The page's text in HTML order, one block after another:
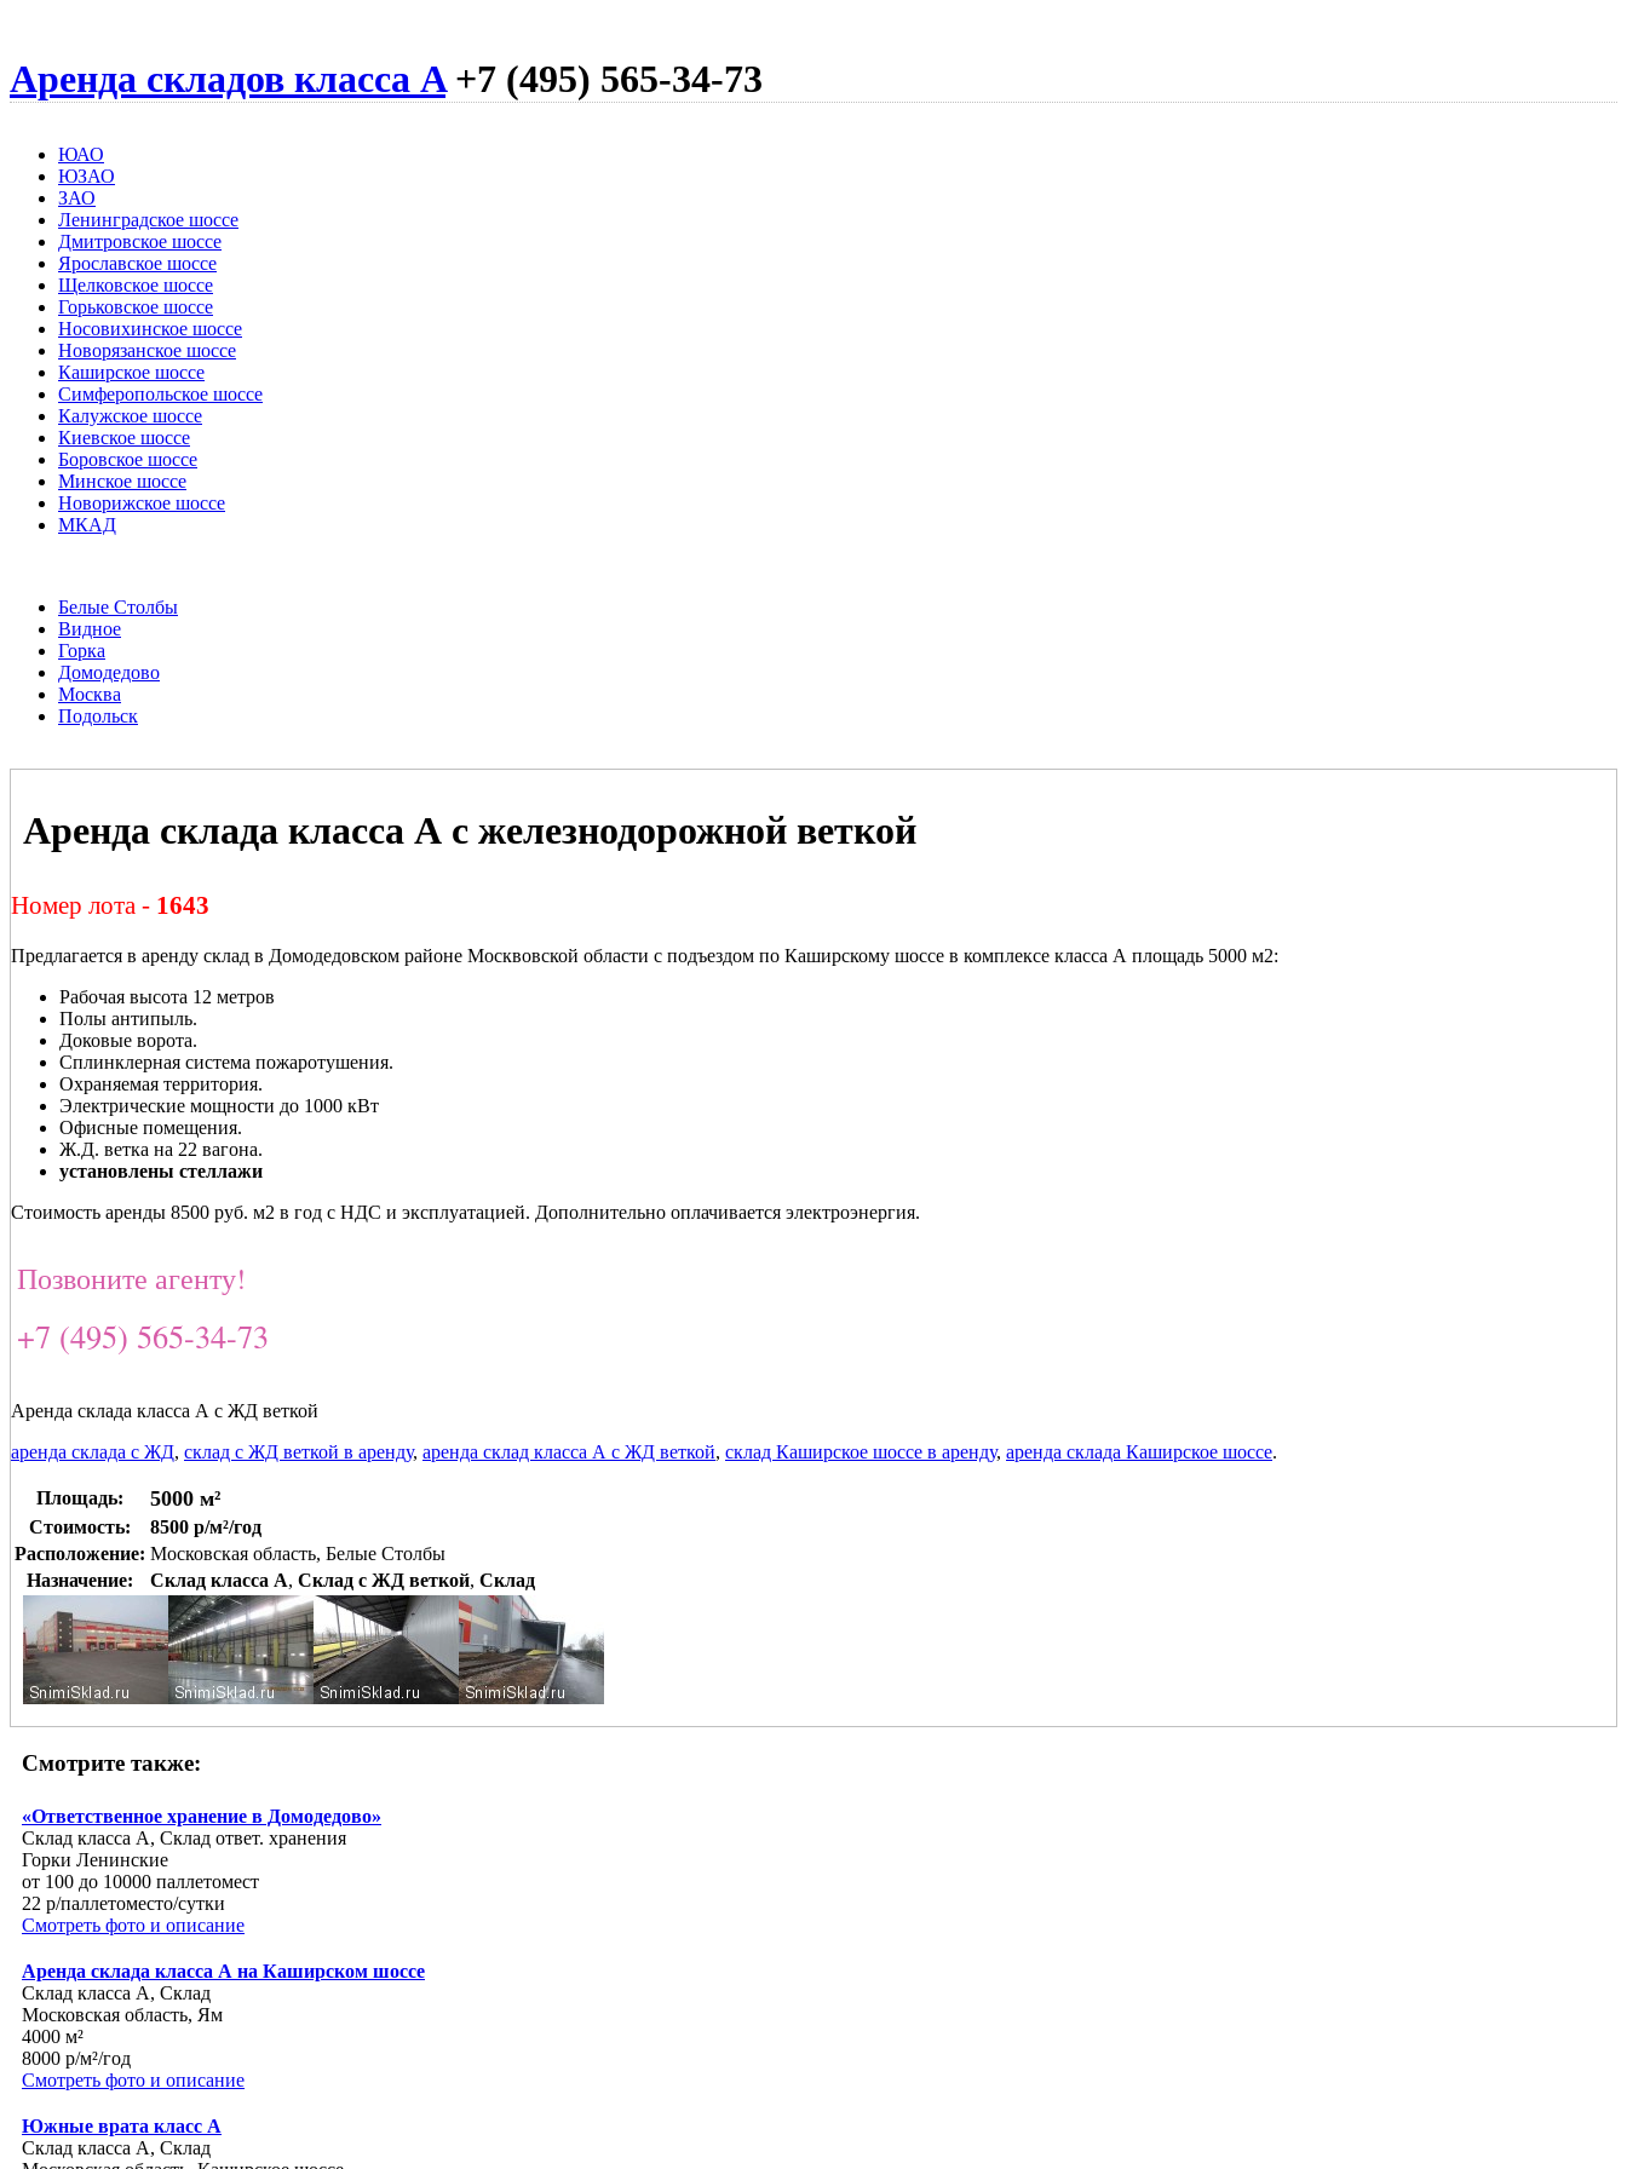
Аренда складов класса A +7 (495) 565-34-73
ЮАО
ЮЗАО
ЗАО
Ленинградское шоссе
Дмитровское шоссе
Ярославское шоссе
Щелковское шоссе
Горьковское шоссе
Носовихинское шоссе
Новорязанское шоссе
Каширское шоссе
Симферопольское шоссе
Калужское шоссе
Киевское шоссе
Боровское шоссе
Минское шоссе
Новорижское шоссе
МКАД
Белые Столбы
Видное
Горка
Домодедово
Москва
Подольск
Аренда склада класса А с железнодорожной веткой
Номер лота - 1643
Предлагается в аренду склад в Домодедовском районе Москвовской области с подъездом по Каширскому шоссе в комплексе класса А площадь 5000 м2:
Рабочая высота 12 метров
Полы антипыль.
Доковые ворота.
Сплинклерная система пожаротушения.
Охраняемая территория.
Электрические мощности до 1000 кВт
Офисные помещения.
Ж.Д. ветка на 22 вагона.
установлены стеллажи
Стоимость аренды 8500 руб. м2 в год с НДС и эксплуатацией. Дополнительно оплачивается электроэнергия.
Позвоните агенту!
+7 (495) 565-34-73
Аренда склада класса А с ЖД веткой
аренда склада с ЖД, склад с ЖД веткой в аренду, аренда склад класса А с ЖД веткой, склад Каширское шоссе в аренду, аренда склада Каширское шоссе.
Площадь: 5000 м²
Стоимость:
8500 р/м²/год
Расположение: Московская область, Белые Столбы
Назначение:
Склад класса A, Склад с ЖД веткой, Склад
Смотрите также:
«Ответственное хранение в Домодедово»
Склад класса A, Склад ответ. хранения
Горки Ленинские
от 100 до 10000 паллетомест
22 р/паллетоместо/сутки
Смотреть фото и описание
Аренда склада класса А на Каширском шоссе
Склад класса A, Склад
Московская область, Ям
4000 м²
8000 р/м²/год
Смотреть фото и описание
Южные врата класс А
Склад класса A, Склад